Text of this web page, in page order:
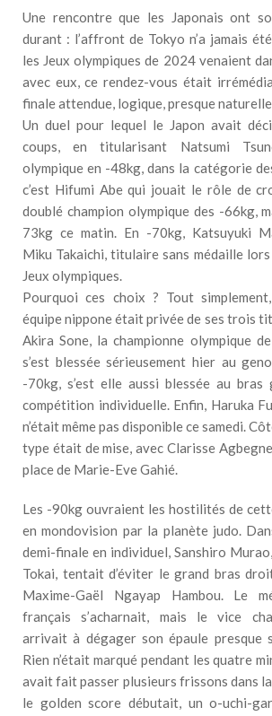
Une rencontre que les Japonais ont
durant : l’affront de Tokyo n’a jamais
les Jeux olympiques de 2024 venaient
avec eux, ce rendez-vous était
finale attendue, logique, presque
Un duel pour lequel le Japon avait
coups, en titularisant Natsumi
olympique en -48kg, dans la catégorie
c’est Hifumi Abe qui jouait le rôle de
doublé champion olympique des -66kg,
73kg ce matin. En -70kg, Katsuyuki
Miku Takaichi, titulaire sans médaille
Jeux olympiques.
Pourquoi ces choix ? Tout
équipe nippone était privée de ses trois
Akira Sone, la championne olympique
s’est blessée sérieusement hier au
-70kg, s’est elle aussi blessée au
compétition individuelle. Enfin, Haruka
n’était même pas disponible ce samedi.
type était de mise, avec Clarisse
place de Marie-Eve Gahié.
Les -90kg ouvraient les hostilités de
en mondovision par la planète judo.
demi-finale en individuel, Sanshiro
Tokai, tentait d’éviter le grand bras
Maxime-Gaël Ngayap Hambou. Le
français s’acharnait, mais le vice
arrivait à dégager son épaule presque
Rien n’était marqué pendant les quatre
avait fait passer plusieurs frissons dans
le golden score débutait, un o-uchi-